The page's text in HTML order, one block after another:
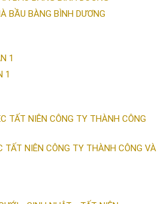
BẦU BÀNG BÌNH DƯƠNG
1
TẤT NIÊN CÔNG TY THÀNH CÔNG VÀ